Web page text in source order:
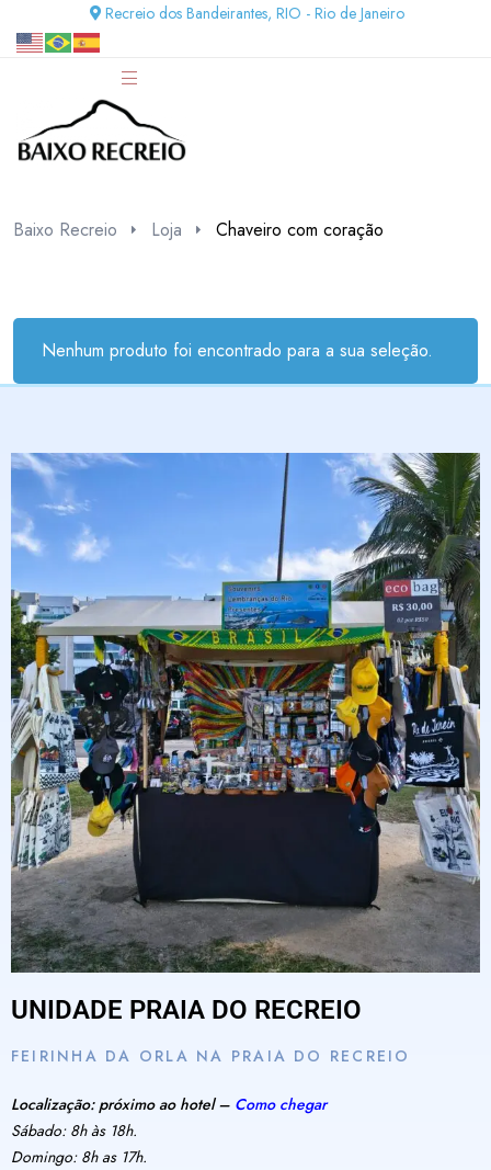
Recreio dos Bandeirantes, RIO - Rio de Janeiro
Baixo Recreio Loja Chaveiro com coração
Nenhum produto foi encontrado para a sua seleção.
UNIDADE PRAIA DO RECREIO
FEIRINHA DA ORLA NA PRAIA DO RECREIO
Localização: próximo ao hotel – Como chegar
Sábado: 8h às 18h.
Domingo: 8h as 17h.